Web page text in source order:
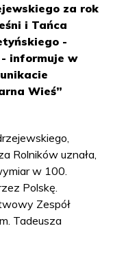
za rok
i Tańca
-
- informuje w
Wieś”
Rolników uznała,
w 100.
Polskę.
Zespół
Tadeusza